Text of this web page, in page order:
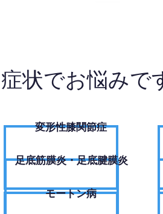
状でお悩みで
変形性膝関節症
足底筋膜炎・足底腱膜炎
モートン病